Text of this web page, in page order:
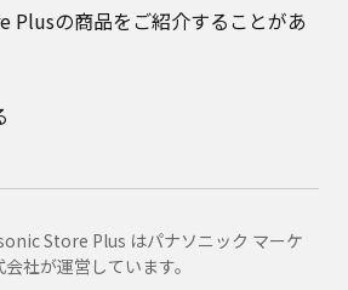
Plusの商品をご紹介することがあ
Store Plus はパナソニック マーケ
社が運営しています。